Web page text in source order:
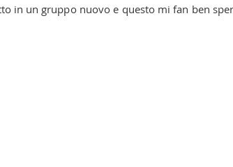
in un gruppo nuovo e questo mi fan ben